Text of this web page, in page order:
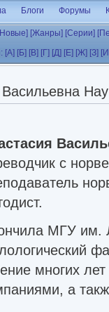
Блоги Форумы
[Жанры] [Серии]
[А] [Б] [В] [Г] [Д] [Е] [Ж] [З]
Васильевна
с
МГУ им.
многих
а